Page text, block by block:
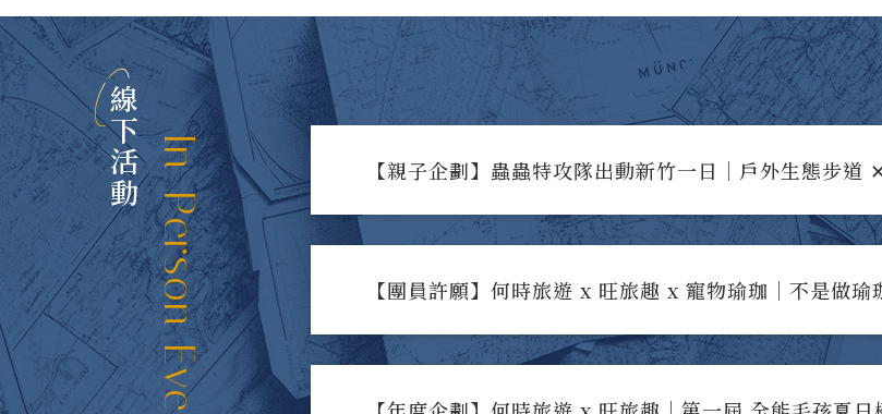
線下活動In-Person Events 【親子企劃】蟲蟲特攻隊出動新竹一日｜戶外生態步道
【團員許願】何時旅遊 x 旺旅趣 x 寵物瑜珈｜不是做瑜